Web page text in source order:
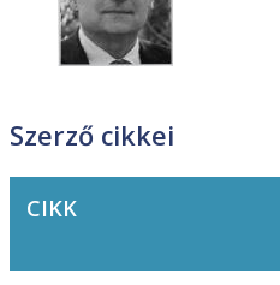
Szerző cikkei
CIKK